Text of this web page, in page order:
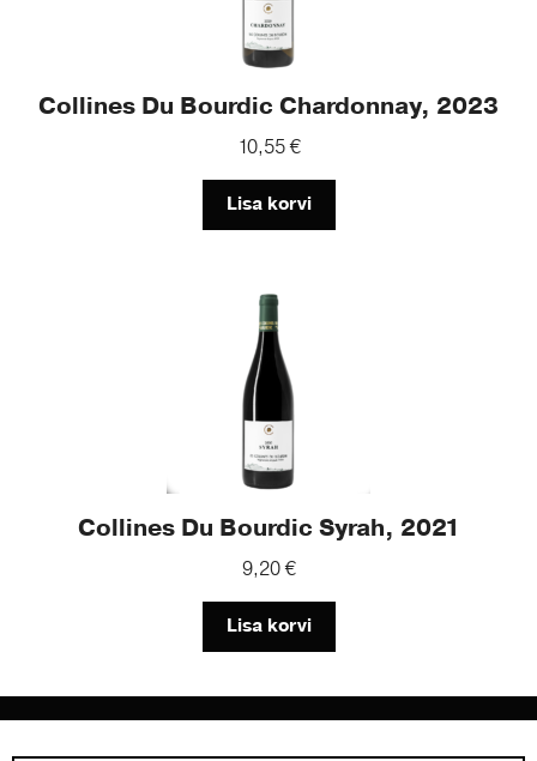
Collines Du Bourdic Chardonnay, 2023
10,55€
Lisa korvi
Collines Du Bourdic Syrah, 2021
9,20€
Lisa korvi